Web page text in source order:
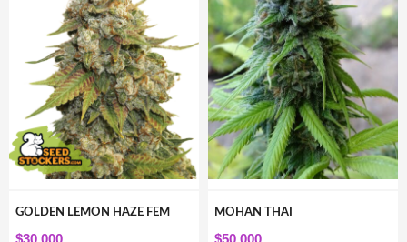
GOLDEN LEMON HAZE FEM MOHAN THAI